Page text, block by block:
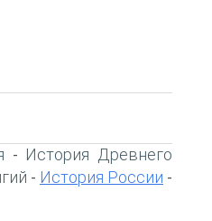
- История Древнего
- История России -